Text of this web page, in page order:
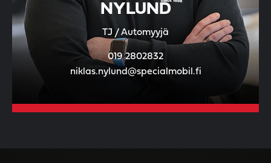
NYLUND
TJ / Automyyjä
019 2802832
niklas.nylund@specialmobil.fi